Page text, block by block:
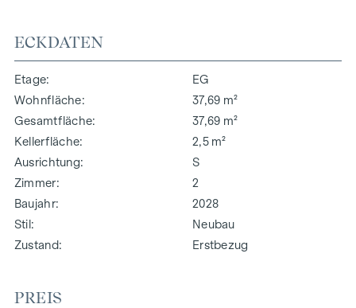
ECKDATEN
Etage
EG
Wohnfläche
37,69 m²
Gesamtfläche
37,69 m²
Kellerfläche
2,5 m²
Ausrichtung
S
Zimmer
2
Baujahr
2028
Stil
Neubau
Zustand
Erstbezug
PREIS